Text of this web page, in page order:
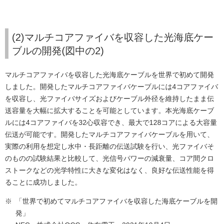
(2)マルチコアファイバを収容した光海底ケー
ブルの開発(図中の2)
マルチコアファイバを収容した光海底ケーブルを世界で初めて開発
しました。開発したマルチコアファイバケーブルには4コアファイバ
を収容し、光ファイバサイズおよびケーブル外径を維持したまま伝
送容量を大幅に拡大することを可能としています。本光海底ケーブ
ルには4コアファイバを32心収容でき、最大で128コアによる大容量
伝送が可能です。開発したマルチコアファイバケーブルを用いて、
実際の利用を想定し水中・長距離の伝送試験を行い、光ファイバそ
のものの試験結果と比較して、光信号パワーの減衰量、コア間クロ
ストークなどの光学特性に大きな変化はなく、良好な伝送性能を得
ることに成功しました。
※
「世界で初めてマルチコアファイバを収容した海底ケーブルを開
発」